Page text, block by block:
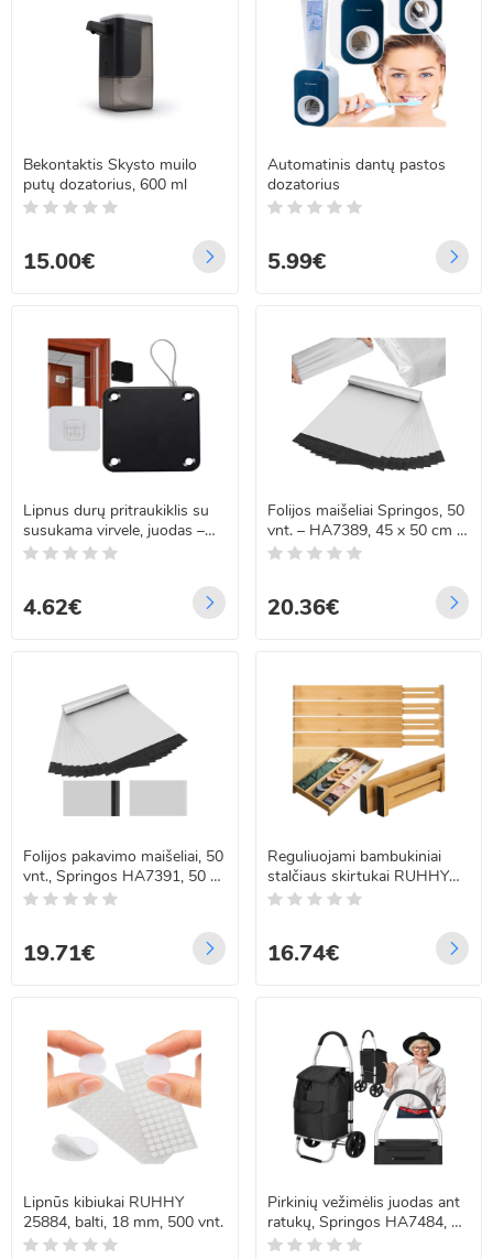
Bekontaktis Skysto muilo
putų dozatorius, 600 ml
15.00€
Automatinis dantų pastos
dozatorius
5.99€
Lipnus durų pritraukiklis su
susukama virvele, juodas –
800g, 1,2m
4.62€
Folijos maišeliai Springos, 50
vnt. – HA7389, 45 x 50 cm +
5 cm
20.36€
Folijos pakavimo maišeliai, 50
vnt., Springos HA7391, 50 x
55 cm + 5 cm
19.71€
Reguliuojami bambukiniai
stalčiaus skirtukai RUHHY
25633, 4 vnt., 42–56 x 6 x
16.74€
Lipnūs kibiukai RUHHY
25884, balti, 18 mm, 500 vnt.
Pirkinių vežimėlis juodas ant
ratukų, Springos HA7484, 42
l